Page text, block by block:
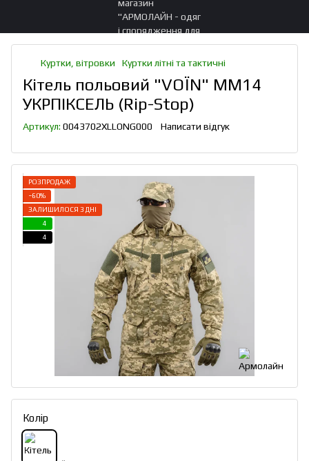
Куртки, вітровки Куртки літні та тактичні
Кітель польовий "VOЇN" MM14
УКРПІКСЕЛЬ (Rip-Stop)
Артикул: 0043702XLLONG000 Написати відгук
РОЗПРОДАЖ
−60%
ЗАЛИШИЛОСЯ 3 ДНІ
4
4
Колір